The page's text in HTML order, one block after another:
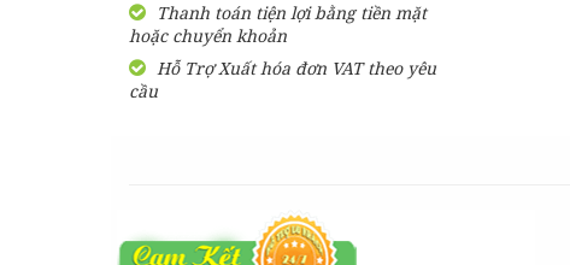
SHARE Cẩm nang du lịch
Măng Đen tự túc từ A-Z
Vịnh Hạ Long trên cạn ở
Tây Nguyên
Thanh toán tiện lợi bằng tiền mặt
hoặc chuyển khoản
Hỗ Trợ Xuất hóa đơn VAT theo yêu
cầu